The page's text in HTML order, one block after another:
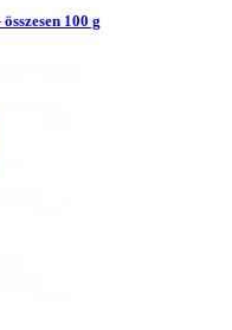
100 g